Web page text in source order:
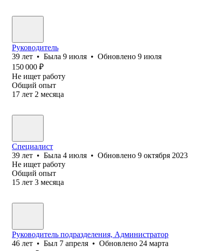
Руководитель
39 лет • Была 9 июля • Обновлено 9 июля
150 000 ₽
Не ищет работу
Общий опыт
17 лет 2 месяца
Специалист
39 лет • Была 4 июля • Обновлено 9 октября 2023
Не ищет работу
Общий опыт
15 лет 3 месяца
Руководитель подразделения, Администратор
46 лет • Был 7 апреля • Обновлено 24 марта